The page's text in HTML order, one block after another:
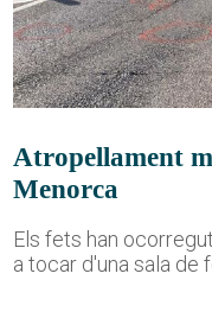
Atropellament
Menorca
Els fets han
a tocar d'una sala de